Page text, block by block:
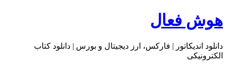
هوش فعال
دانلود اندیکاتور | فارکس، ارز دیجیتال و بورس | دانلود کتاب
الکترونیکی